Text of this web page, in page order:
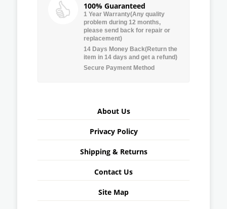
100% Guaranteed
1 Year Warranty(Any quality
problem during 12 months,
please send back for repair or
replacement)
14 Days Money Back(Return the
item in 14 days and get a refund)
Secure Payment Method
About Us
Privacy Policy
Shipping & Returns
Contact Us
Site Map